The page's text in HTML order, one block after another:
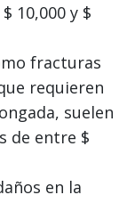
10,000 y $
fracturas
requieren
suelen
de entre $
en la